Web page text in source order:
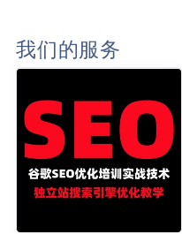
我们的服务